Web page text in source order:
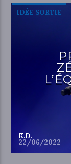
IDÉE SORTIE
K.D.
22/06/2022